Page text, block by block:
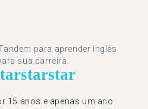
para aprender inglês
sua carreira.
starstar
15 anos e apenas um ano